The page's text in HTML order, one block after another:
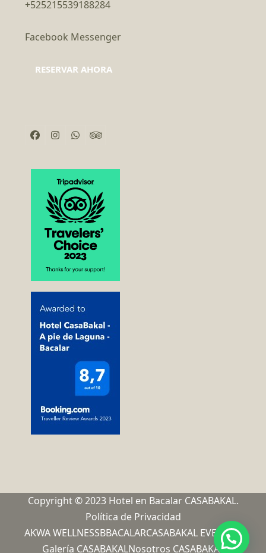
+525215539188284
Facebook Messenger
RESERVAR AHORA
Facebook
Instagram
WhatsappTripadvisor
Copyright © 2023 Hotel en Bacalar CASABAKAL.
Política de Privacidad
AKWA WELLNESSBBACALARCASABAKAL EVENTOS
Galería CASABAKALNosotros CASABAKAL